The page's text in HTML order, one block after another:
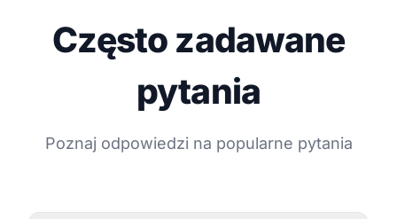
Często zadawane
pytania
Poznaj odpowiedzi na popularne pytania